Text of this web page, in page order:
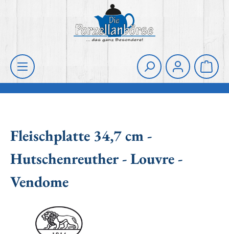
Hauptinhalt springen
Die Porzellanbörse
Fleischplatte 34,7 cm -
Hutschenreuther - Louvre -
Vendome